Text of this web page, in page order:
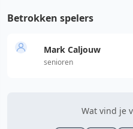
Betrokken spelers
Mark Caljouw
senioren
Wat vind je